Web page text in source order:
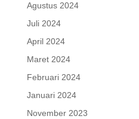
Agustus 2024
Juli 2024
April 2024
Maret 2024
Februari 2024
Januari 2024
November 2023